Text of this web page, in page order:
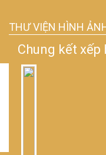
THƯ VIỆN HÌNH
Chung kết xếp